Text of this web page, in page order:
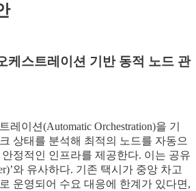
케스트레이션 기반 동적 노드 관
레이션(Automatic Orchestration)을 기
상태를 분석해 최적의 노드를 자동으
정적인 인프라를 제공한다. 이는 공유
와 유사하다. 기존 택시가 중앙 차고
운영되어 수요 대응에 한계가 있다면,